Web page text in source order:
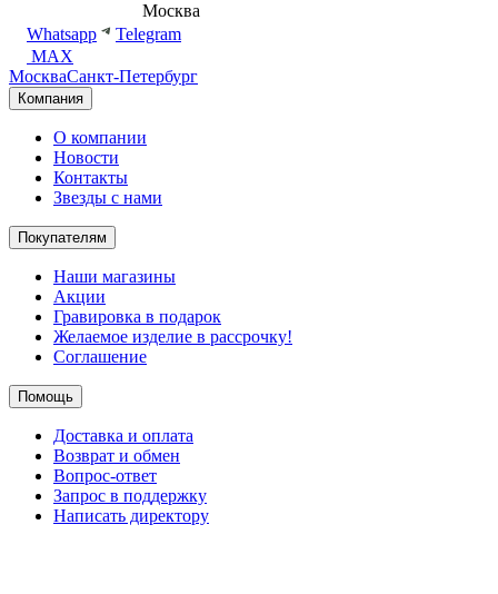
Москва
Whatsapp
Telegram
MAX
МоскваСанкт-Петербург
Компания
О компании
Новости
Контакты
Звезды с нами
Покупателям
Наши магазины
Акции
Гравировка в подарок
Желаемое изделие в рассрочку!
Соглашение
Помощь
Доставка и оплата
Возврат и обмен
Вопрос-ответ
Запрос в поддержку
Написать директору